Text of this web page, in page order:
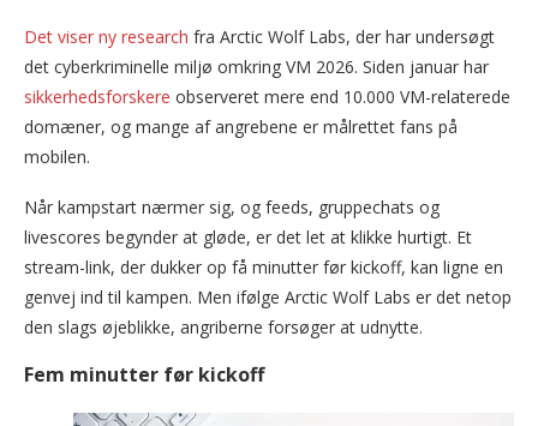
Det viser ny research fra Arctic Wolf Labs, der har undersøgt
det cyberkriminelle miljø omkring VM 2026. Siden januar har
sikkerhedsforskere observeret mere end 10.000 VM-relaterede
domæner, og mange af angrebene er målrettet fans på
mobilen.
Når kampstart nærmer sig, og feeds, gruppechats og
livescores begynder at gløde, er det let at klikke hurtigt. Et
stream-link, der dukker op få minutter før kickoff, kan ligne en
genvej ind til kampen. Men ifølge Arctic Wolf Labs er det netop
den slags øjeblikke, angriberne forsøger at udnytte.
Fem minutter før kickoff